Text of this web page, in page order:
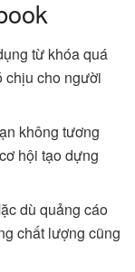
từ khóa quá
chịu cho người
không tương
hội tạo dựng
dù quảng cáo
chất lượng cũng